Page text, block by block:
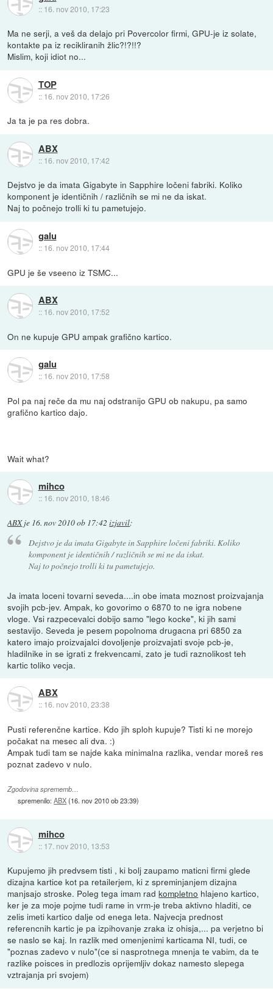
:: 16. nov 2010, 17:23
Ma ne serji, a veš da delajo pri Povercolor firmi, GPU-je iz solate,
kontakte pa iz recikliranih žlic?!?!!?
Mislim, koji idiot no...
TOP
:: 16. nov 2010, 17:26
Ja ta je pa res dobra.
ABX
:: 16. nov 2010, 17:42
Dejstvo je da imata Gigabyte in Sapphire ločeni fabriki. Koliko
komponent je identičnih / različnih se mi ne da iskat.
Naj to počnejo trolli ki tu pametujejo.
galu
:: 16. nov 2010, 17:44
GPU je še vseeno iz TSMC...
ABX
:: 16. nov 2010, 17:52
On ne kupuje GPU ampak grafično kartico.
galu
:: 16. nov 2010, 17:58
Pol pa naj reče da mu naj odstranijo GPU ob nakupu, pa samo
grafično kartico dajo.
Wait what?
mihco
:: 16. nov 2010, 18:46
ABXje 16. nov 2010 ob 17:42 izjavil:
Dejstvo je da imata Gigabyte in Sapphire ločeni fabriki. Koliko
komponent je identičnih / različnih se mi ne da iskat.
Naj to počnejo trolli ki tu pametujejo.
Ja imata loceni tovarni seveda....in obe imata moznost proizvajanja
svojih pcb-jev. Ampak, ko govorimo o 6870 to ne igra nobene
vloge. Vsi razpecevalci dobijo samo "lego kocke", ki jih sami
sestavijo. Seveda je pesem popolnoma drugacna pri 6850 za
katero imajo proizvajalci dovoljenje proizvajati svoje pcb-je,
hladilnike in se igrati z frekvencami, zato je tudi raznolikost teh
kartic toliko vecja.
ABX
:: 16. nov 2010, 23:38
Pusti referenčne kartice. Kdo jih sploh kupuje? Tisti ki ne morejo
počakat na mesec ali dva. :)
Ampak tudi tam se najde kaka minimalna razlika, vendar moreš res
poznat zadevo v nulo.
Zgodovina sprememb…
spremenilo:ABX(16. nov 2010 ob 23:39)
mihco
:: 17. nov 2010, 13:53
Kupujemo jih predvsem tisti , ki bolj zaupamo maticni firmi glede
dizajna kartice kot pa retailerjem, ki z spreminjanjem dizajna
manjsajo stroske. Poleg tega imam radkompletno hlajeno kartico,
ker je za moje pojme tudi rame in vrm-je treba aktivno hladiti, ce
zelis imeti kartico dalje od enega leta. Najvecja prednost
referencnih kartic je pa izpihovanje zraka iz ohisja,... pa verjetno bi
se naslo se kaj. In razlik med omenjenimi karticama NI, tudi, ce
"poznas zadevo v nulo"(ce si nasprotnega mnenja te vabim, da te
razlike poisces in predlozis oprijemljiv dokaz namesto slepega
vztrajanja pri svojem)